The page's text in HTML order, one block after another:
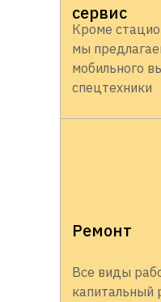
сервис
Кроме
мы
мобильного
спецтехники
Ремонт
Все виды
капитальный